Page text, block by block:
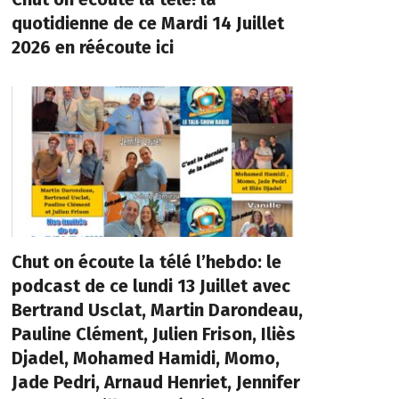
quotidienne de ce Mardi 14 Juillet
2026 en réécoute ici
Chut on écoute la télé l’hebdo: le
podcast de ce lundi 13 Juillet avec
Bertrand Usclat, Martin Darondeau,
Pauline Clément, Julien Frison, Iliès
Djadel, Mohamed Hamidi, Momo,
Jade Pedri, Arnaud Henriet, Jennifer